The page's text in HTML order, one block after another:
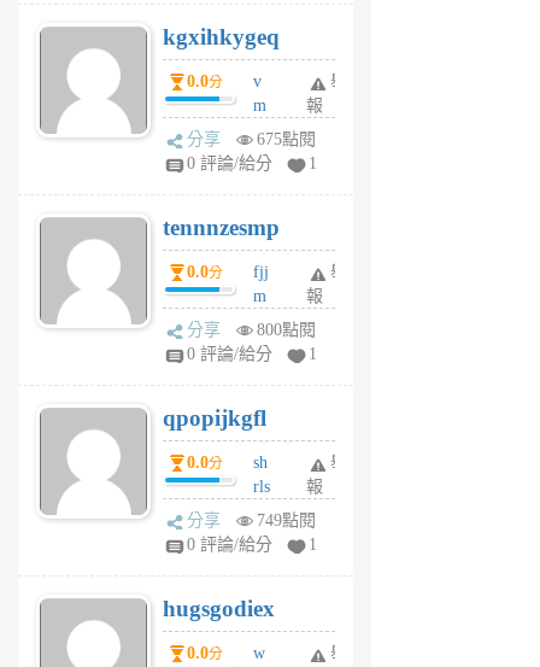
6
個
月
前
kgxihkygeq
0.0分
v
m
sg
sr
6
個
月
前
舉
報
分享
675點閱
0 評論/給分
1
tennnzesmp
0.0分
fjj
m
w
rs
6
個
月
前
舉
報
分享
800點閱
0 評論/給分
1
qpopijkgfl
0.0分
sh
rls
k
m
6
個
月
舉
報
分享
749點閱
0 評論/給分
1
hugsgodiex
0.0分
w
舉